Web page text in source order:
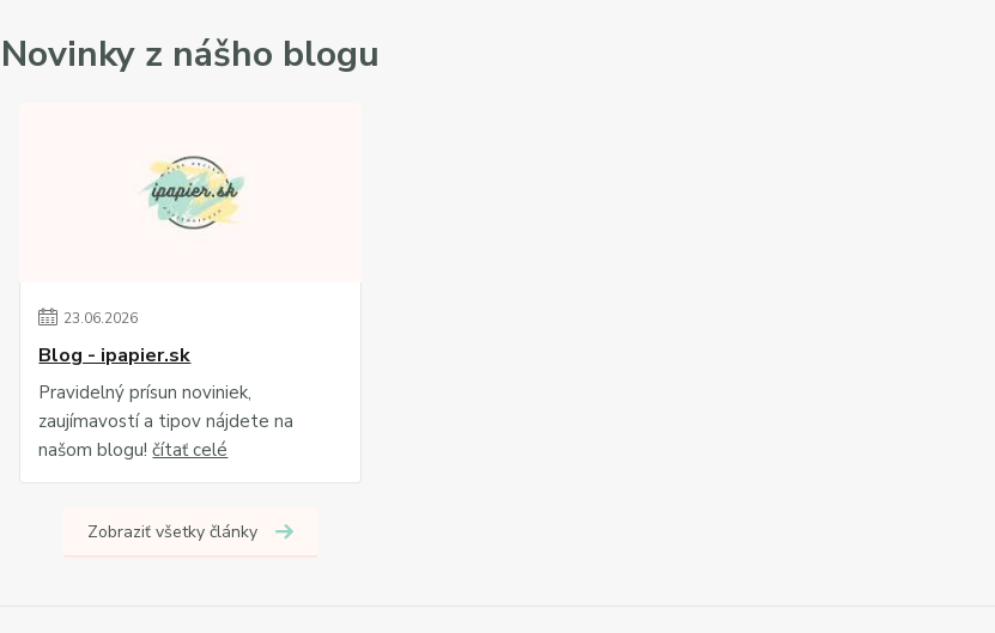
Novinky z nášho blogu
23.06.2026
Blog - ipapier.sk
Pravidelný prísun noviniek,
zaujímavostí a tipov nájdete na
našom blogu!čítať celé
Zobraziť všetky články